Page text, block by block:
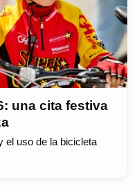
una cita festiva
el uso de la bicicleta